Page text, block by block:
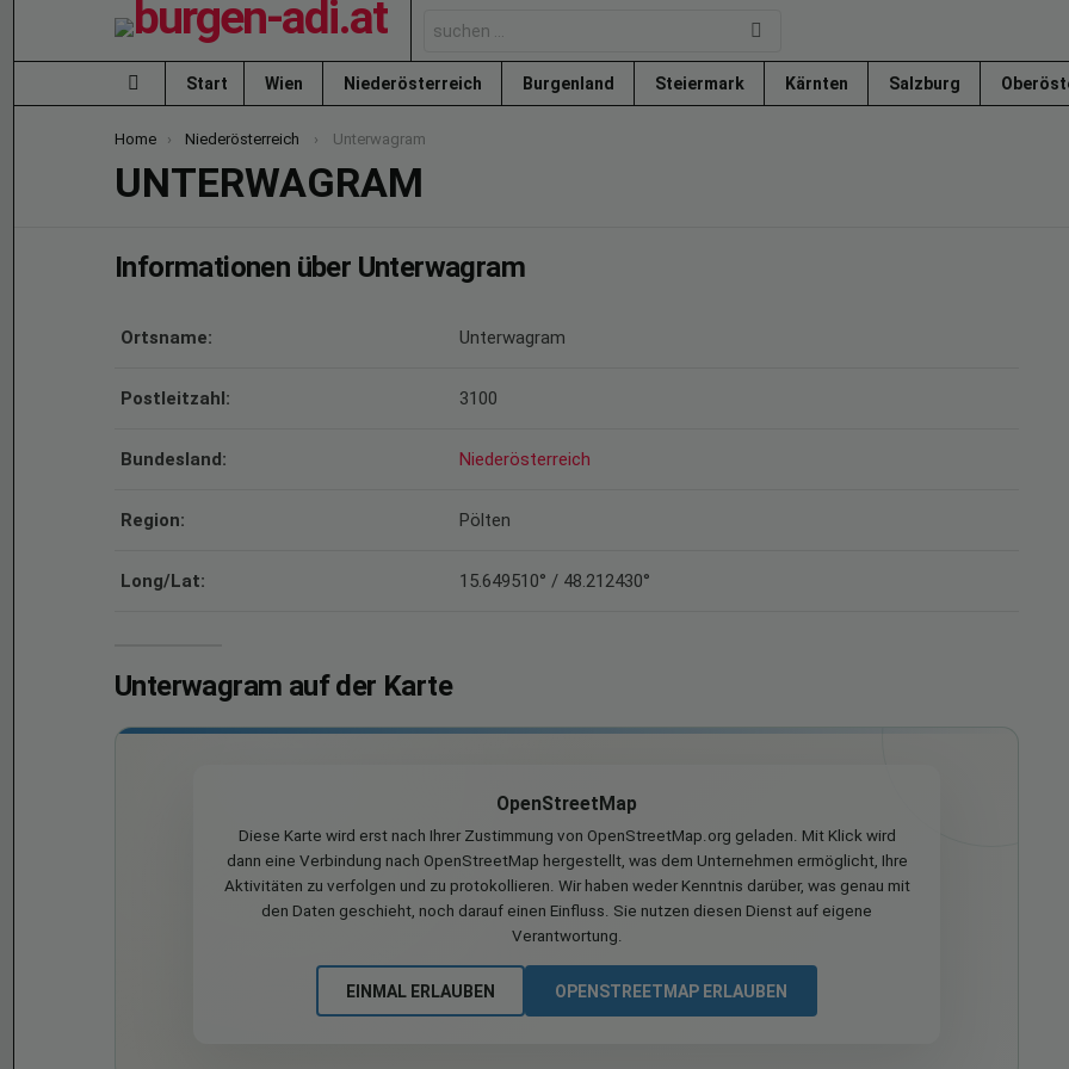
for:
Menu
Start Wien Niederösterreich Burgenland Steiermark Kärnten Salzburg
You are here:
Home Niederösterreich Unterwagram
UNTERWAGRAM
Informationen über Unterwagram
Ortsname: Unterwagram
Postleitzahl: 3100
Bundesland: Niederösterreich
Region: Pölten
Long/Lat: 15.649510° / 48.212430°
Unterwagram auf der Karte
OpenStreetMap
Diese Karte wird erst nach Ihrer Zustimmung von OpenStreetMap.org geladen. Mit Klick wird
dann eine Verbindung nach OpenStreetMap hergestellt, was dem Unternehmen ermöglicht, Ihre
Aktivitäten zu verfolgen und zu protokollieren. Wir haben weder Kenntnis darüber, was genau mit
den Daten geschieht, noch darauf einen Einfluss. Sie nutzen diesen Dienst auf eigene
Verantwortung.
EINMAL ERLAUBEN OPENSTREETMAP ERLAUBEN